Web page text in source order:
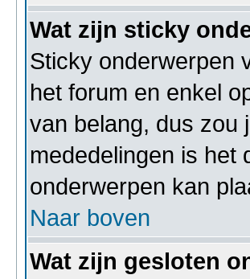
Wat zijn sticky
Sticky onderwerpen
het forum en enkel
van belang, dus zou
mededelingen is het
onderwerpen kan
Naar boven
Wat zijn gesloten